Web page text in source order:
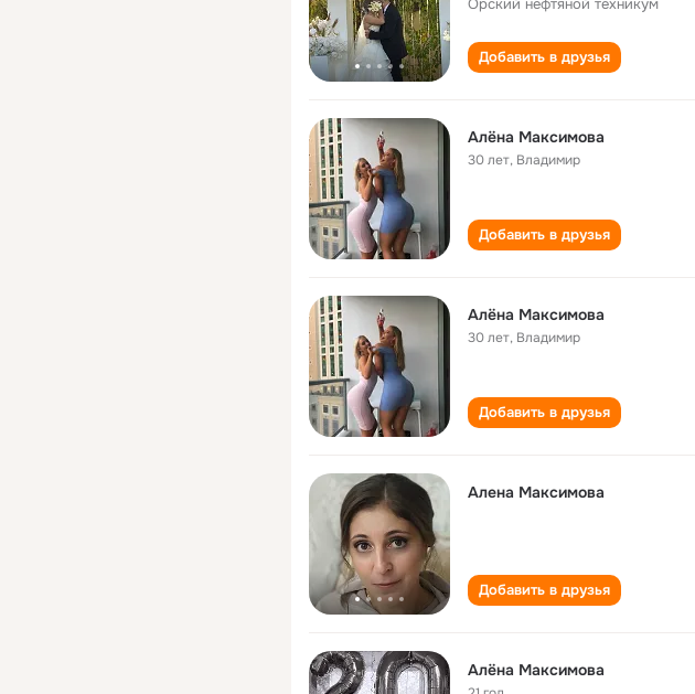
Орский нефтяной техникум
Добавить в друзья
Алёна Максимова
30 лет, Владимир
Добавить в друзья
Алёна Максимова
30 лет, Владимир
Добавить в друзья
Алена Максимова
Добавить в друзья
Алёна Максимова